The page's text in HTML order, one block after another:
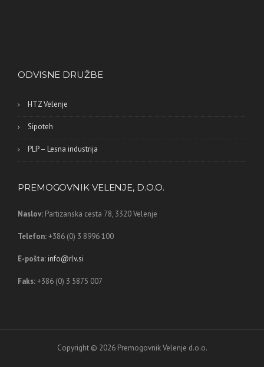
ODVISNE DRUŽBE
HTZ Velenje
Sipoteh
PLP – Lesna industrija
PREMOGOVNIK VELENJE, D.O.O.
Naslov: Partizanska cesta 78, 3320 Velenje
Telefon:+386 (0) 3 8996 100
E-pošta: info@rlv.si
Faks:+386 (0) 3 5875 007
Copyright © 2026 Premogovnik Velenje d.o.o.